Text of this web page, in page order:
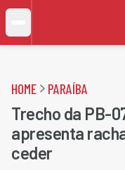
HOME PARAÍBA
Trecho da PB-
apresenta
ceder